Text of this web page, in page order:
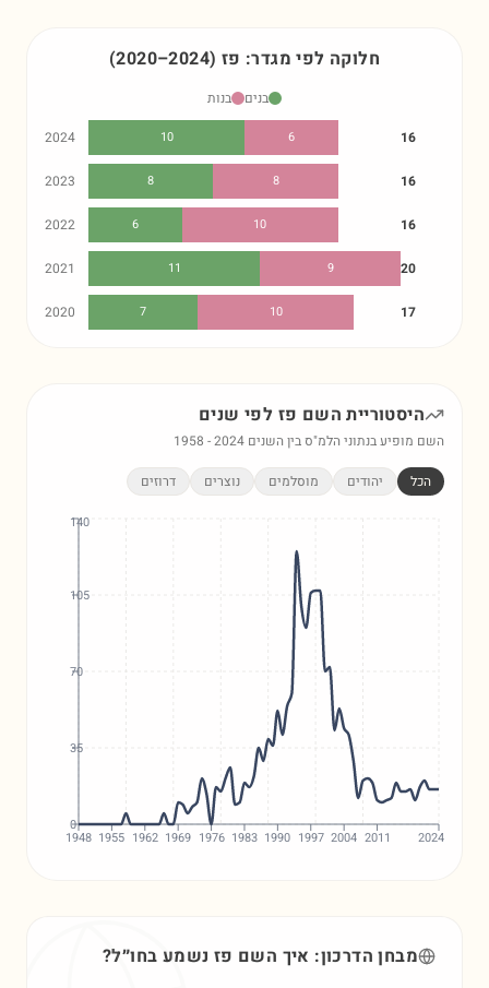
חלוקה לפי מגדר: פז (2020–2024)
בנים
בנות
2024
10 6 16
2023 8 8 16
2022 6 10 16
2021 11 9 20
2020 7 10 17
היסטוריית השם פז לפי שנים
השם מופיע בנתוני הלמ"ס בין השנים 1958 -2024
הכל יהודים מוסלמים נוצרים דרוזים
1948 1955 1962 1969 1976 1983 1990 1997 2004 2011 2024
0
35
70
105
140
מבחן הדרכון: איך השם פז נשמע בחו״ל?